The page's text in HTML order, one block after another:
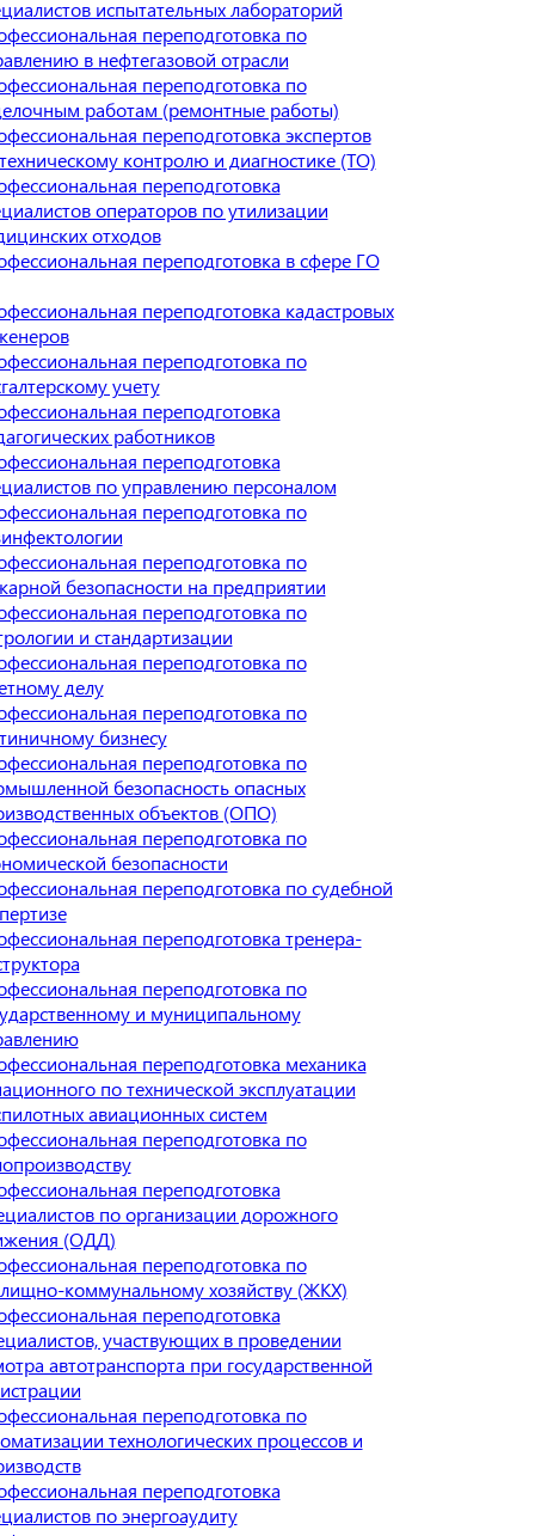
испытательных лабораторий
переподготовка по
в нефтегазовой отрасли
переподготовка по
работам (ремонтные работы)
переподготовка экспертов
контролю и диагностике (ТО)
переподготовка
операторов по утилизации
отходов
переподготовка в сфере ГО
переподготовка кадастровых
переподготовка по
учету
переподготовка
работников
переподготовка
по управлению персоналом
переподготовка по
переподготовка по
безопасности на предприятии
переподготовка по
и стандартизации
переподготовка по
делу
переподготовка по
бизнесу
переподготовка по
безопасность опасных
объектов (ОПО)
переподготовка по
безопасности
переподготовка по судебной
переподготовка тренера-
переподготовка по
и муниципальному
переподготовка механика
по технической эксплуатации
авиационных систем
переподготовка по
переподготовка
по организации дорожного
(ОДД)
переподготовка по
коммунальному хозяйству (ЖКХ)
переподготовка
участвующих в проведении
автотранспорта при государственной
переподготовка по
технологических процессов и
переподготовка
по энергоаудиту